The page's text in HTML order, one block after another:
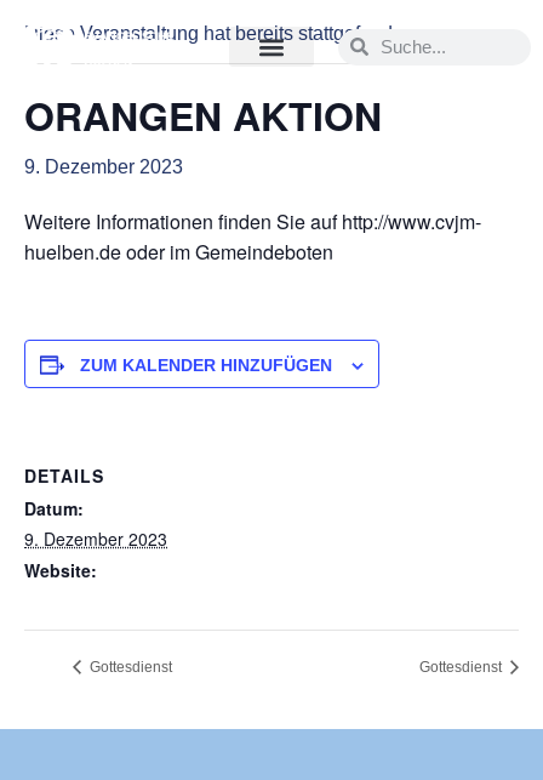
Diese Veranstaltung hat bereits stattgefunden.
ORANGEN AKTION
9. Dezember 2023
Weitere Informationen finden Sie auf http://www.cvjm-
huelben.de oder im Gemeindeboten
ZUM KALENDER HINZUFÜGEN
DETAILS
Datum:
9. Dezember 2023
Website:
Gottesdienst Gottesdienst